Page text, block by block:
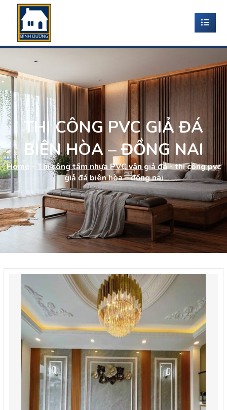
THI CÔNG PVC GIẢ ĐÁ
BIÊN HÒA – ĐỒNG NAI
Home - Thi công tấm nhựa PVC vân giả đá-thi công pvc
giả đá biên hòa – đồng nai